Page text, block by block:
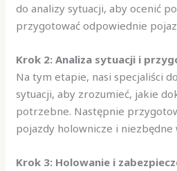
do analizy sytuacji, aby ocenić
przygotować odpowiednie
Krok 2: Analiza sytuacji i
Na tym etapie, nasi specjaliści
sytuacji, aby zrozumieć, jakie
potrzebne. Następnie
pojazdy holownicze i niezbędne
Krok 3: Holowanie i